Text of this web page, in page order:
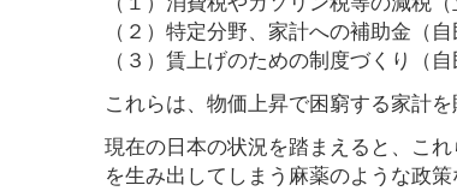
（２）特定分野、家計への補助金（
（３）賃上げのための制度づくり（
これらは、物価上昇で困窮する家計
現在の日本の状況を踏まえると、こ
を生み出してしまう麻薬のような政策